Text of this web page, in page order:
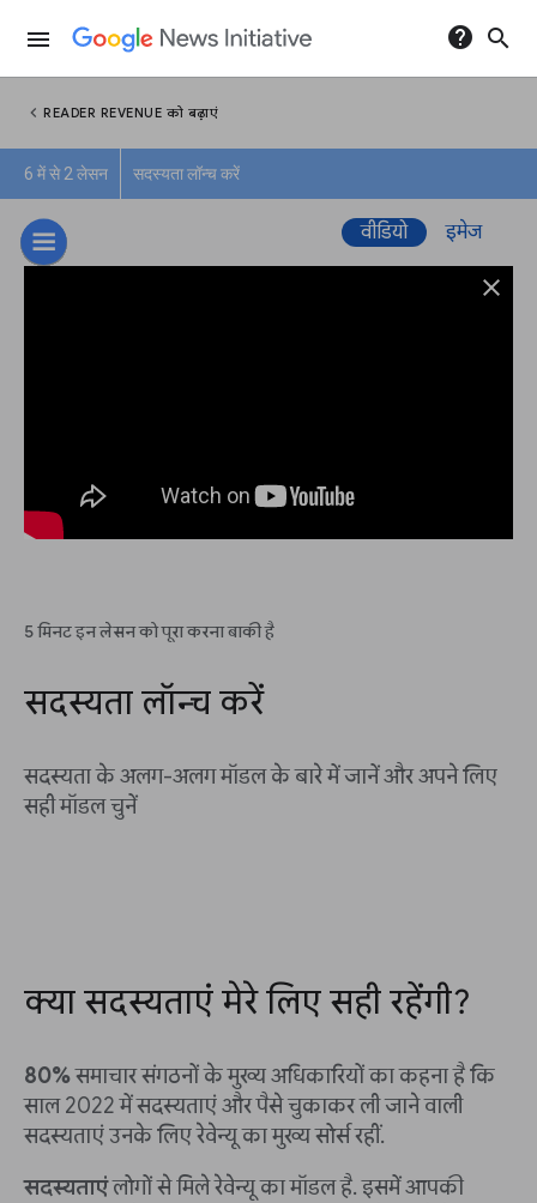
menu help search
chevron_left READER REVENUE को बढ़ाएं
6 में से 2 लेसन सदस्यता लॉन्च करें
वीडियो इमेज
close
5 मिनट इन लेसन को पूरा करना बाकी है
सदस्यता लॉन्च करें
सदस्यता के अलग-अलग मॉडल के बारे में जानें और अपने लिए
सही मॉडल चुनें
क्या सदस्यताएं मेरे लिए सही रहेंगी?
80%समाचार संगठनों के मुख्य अधिकारियों का कहना है कि
साल 2022 में सदस्यताएं और पैसे चुकाकर ली जाने वाली
सदस्यताएं उनके लिए रेवेन्यू का मुख्य सोर्स रहीं.
सदस्यताएंलोगों से मिले रेवेन्यू का मॉडल है. इसमें आपकी